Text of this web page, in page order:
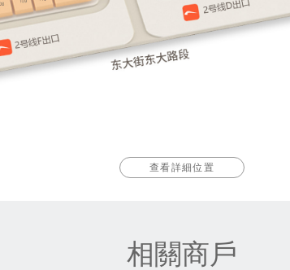
查看詳細位置
相關商戶